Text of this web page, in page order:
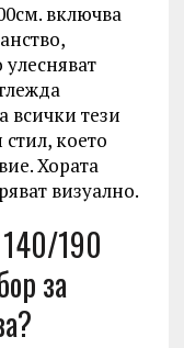
включва
всички тези
което
Хората
визуално.
190
за